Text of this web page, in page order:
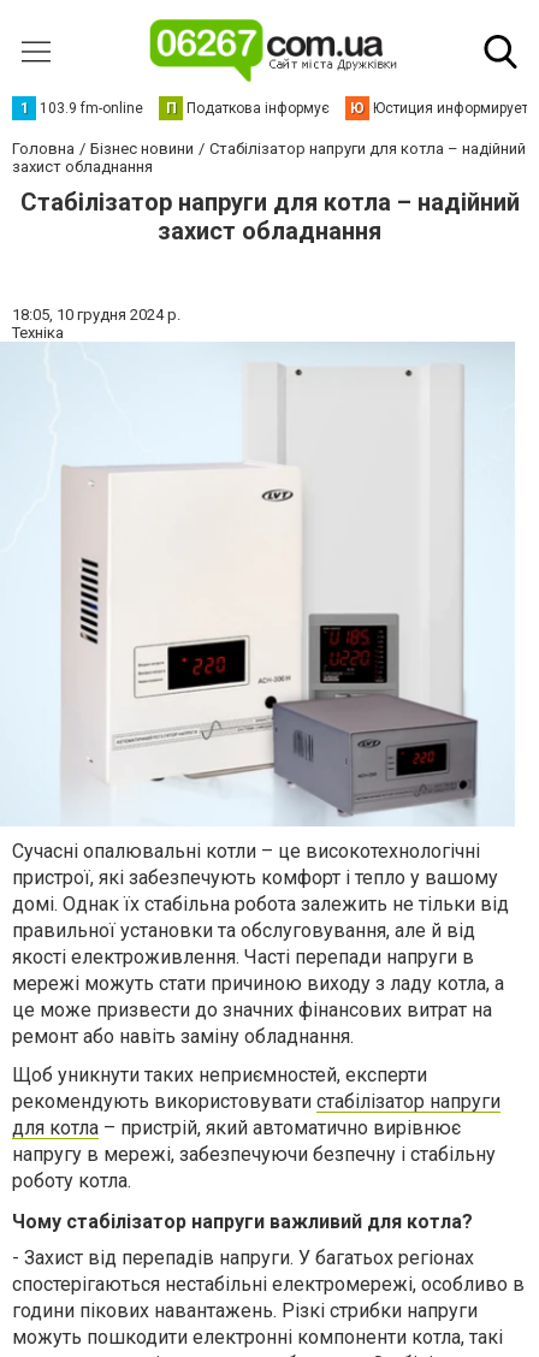
1 103.9 fm-online П Податкова інформує Ю Юстиция информирует
Головна Бізнес новини
Стабілізатор напруги для котла – надійний
захист обладнання
Стабілізатор напруги для котла – надійний
захист обладнання
18:05, 10 грудня 2024 р.
Техніка
Сучасні опалювальні котли – це високотехнологічні
пристрої, які забезпечують комфорт і тепло у вашому
домі. Однак їх стабільна робота залежить не тільки від
правильної установки та обслуговування, але й від
якості електроживлення. Часті перепади напруги в
мережі можуть стати причиною виходу з ладу котла, а
це може призвести до значних фінансових витрат на
ремонт або навіть заміну обладнання.
Щоб уникнути таких неприємностей, експерти
рекомендують використовувати стабілізатор напруги
для котла – пристрій, який автоматично вирівнює
напругу в мережі, забезпечуючи безпечну і стабільну
роботу котла.
Чому стабілізатор напруги важливий для котла?
- Захист від перепадів напруги. У багатьох регіонах
спостерігаються нестабільні електромережі, особливо в
години пікових навантажень. Різкі стрибки напруги
можуть пошкодити електронні компоненти котла, такі